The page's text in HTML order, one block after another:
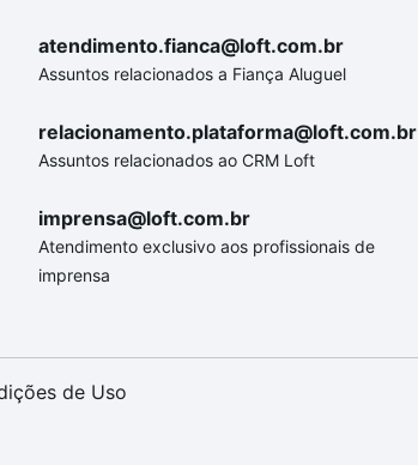
atendimento.fianca@loft.com.br
Assuntos relacionados a Fiança Aluguel
relacionamento.plataforma@loft.com.br
Assuntos relacionados ao CRM Loft
imprensa@loft.com.br
Atendimento exclusivo aos profissionais de
imprensa
de Uso